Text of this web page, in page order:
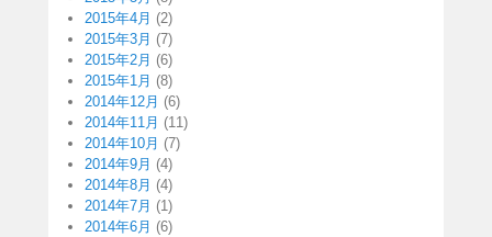
2015年4月 (2)
2015年3月 (7)
2015年2月 (6)
2015年1月 (8)
2014年12月 (6)
2014年11月 (11)
2014年10月 (7)
2014年9月 (4)
2014年8月 (4)
2014年7月 (1)
2014年6月 (6)